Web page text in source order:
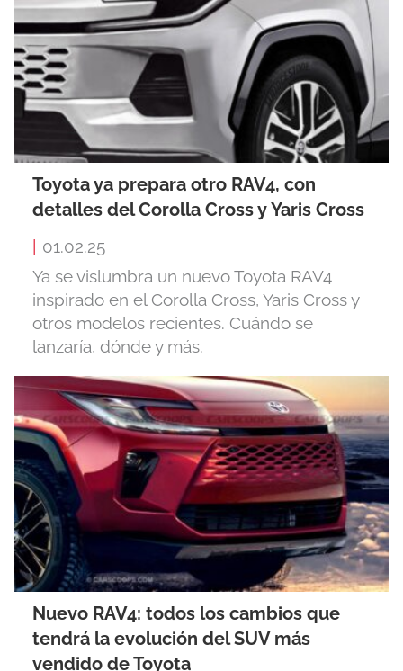
Toyota ya prepara otro RAV4, con
detalles del Corolla Cross y Yaris Cross
01.02.25
Ya se vislumbra un nuevo Toyota RAV4
inspirado en el Corolla Cross, Yaris Cross y
otros modelos recientes. Cuándo se
lanzaría, dónde y más.
Nuevo RAV4: todos los cambios que
tendrá la evolución del SUV más
vendido de Toyota